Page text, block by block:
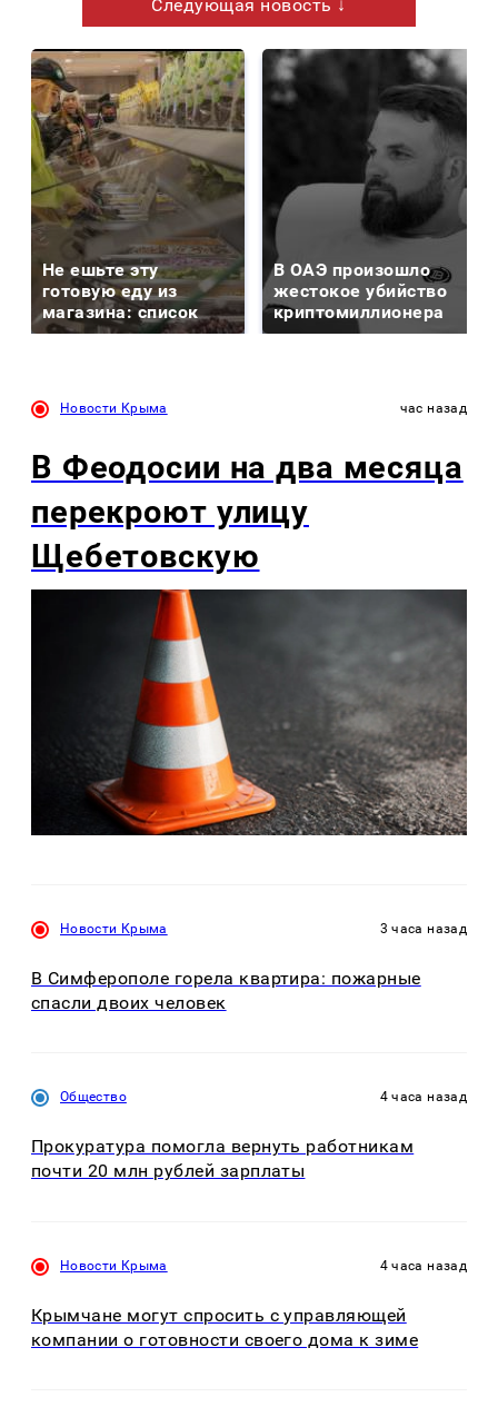
Следующая новость ↓
Не ешьте эту
готовую еду из
магазина: список
В ОАЭ произошло
жестокое убийство
криптомиллионера
Новости Крыма час назад
В Феодосии на два месяца
перекроют улицу
Щебетовскую
Новости Крыма 3 часа назад
В Симферополе горела квартира: пожарные
спасли двоих человек
Общество 4 часа назад
Прокуратура помогла вернуть работникам
почти 20 млн рублей зарплаты
Новости Крыма 4 часа назад
Крымчане могут спросить с управляющей
компании о готовности своего дома к зиме